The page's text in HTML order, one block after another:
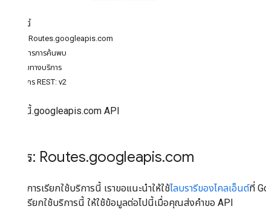
ในหน้านี้
บริการ: Routes.googleapis.com
เอกสารการค้นพบ
ปลายทางบริการ
ทรัพยากร REST: v2
เส้นทางนี้.googleapis.com API
บริการ: Routes.googleapis.com
หากต้องการเรียกใช้บริการนี้ เราขอแนะนำให้ใช้ไลบรารีของไคลเอ็นต์ที่
เองเพื่อเรียกใช้บริการนี้ ให้ใช้ข้อมูลต่อไปนี้เมื่อคุณส่งคำขอ API